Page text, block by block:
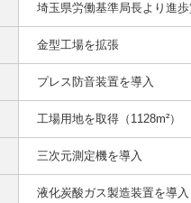
埼玉県労働基準局長より進
金型工場を拡張
プレス防音装置を導入
工場用地を取得（1128m²）
三次元測定機を導入
液化炭酸ガス製造装置を導入